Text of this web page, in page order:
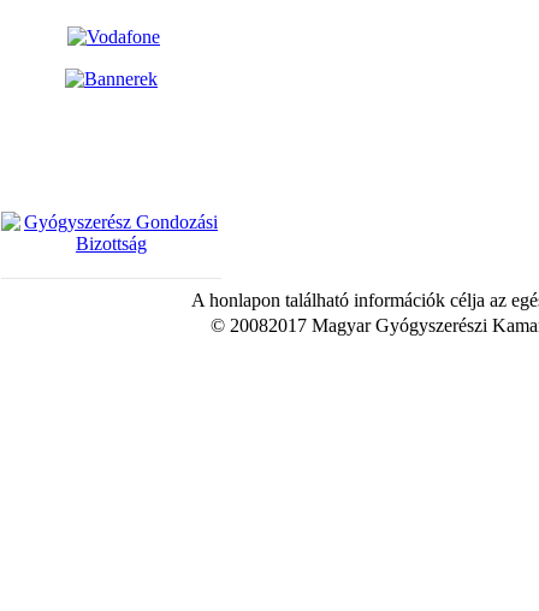
A honlapon található információk célja az
© 20082017 Magyar Gyógyszerészi